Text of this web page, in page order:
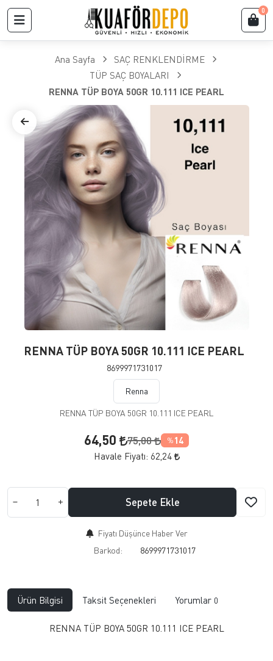
0
Ana Sayfa
SAÇ RENKLENDİRME
TÜP SAÇ BOYALARI
RENNA TÜP BOYA 50GR 10.111 ICE PEARL
RENNA TÜP BOYA 50GR 10.111 ICE PEARL
8699971731017
Renna
RENNA TÜP BOYA 50GR 10.111 ICE PEARL
64,50 75,00 % 14
Havale Fiyatı: 62,24
Sepete Ekle
Fiyatı Düşünce Haber Ver
Barkod:
8699971731017
Ürün Bilgisi Taksit Seçenekleri Yorumlar 0
RENNA TÜP BOYA 50GR 10.111 ICE PEARL